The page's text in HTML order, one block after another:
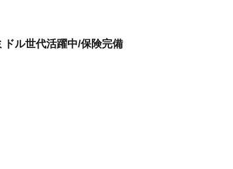
ル世代活躍中/保険完備